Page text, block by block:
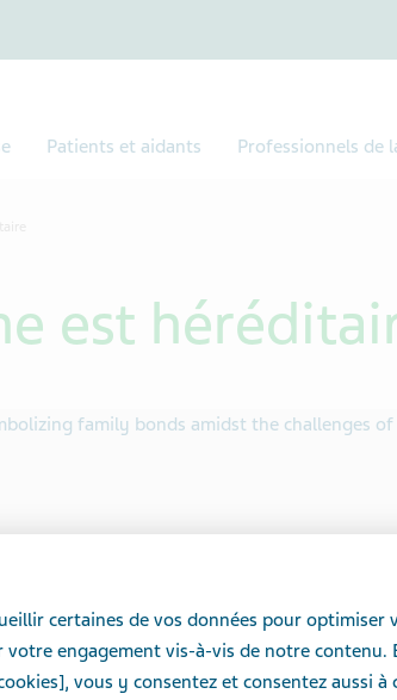
Patients et aidants Professionnels de
est
certaines de vos données pour optimiser
votre engagement vis-à-vis de notre contenu.
vous y consentez et consentez aussi à